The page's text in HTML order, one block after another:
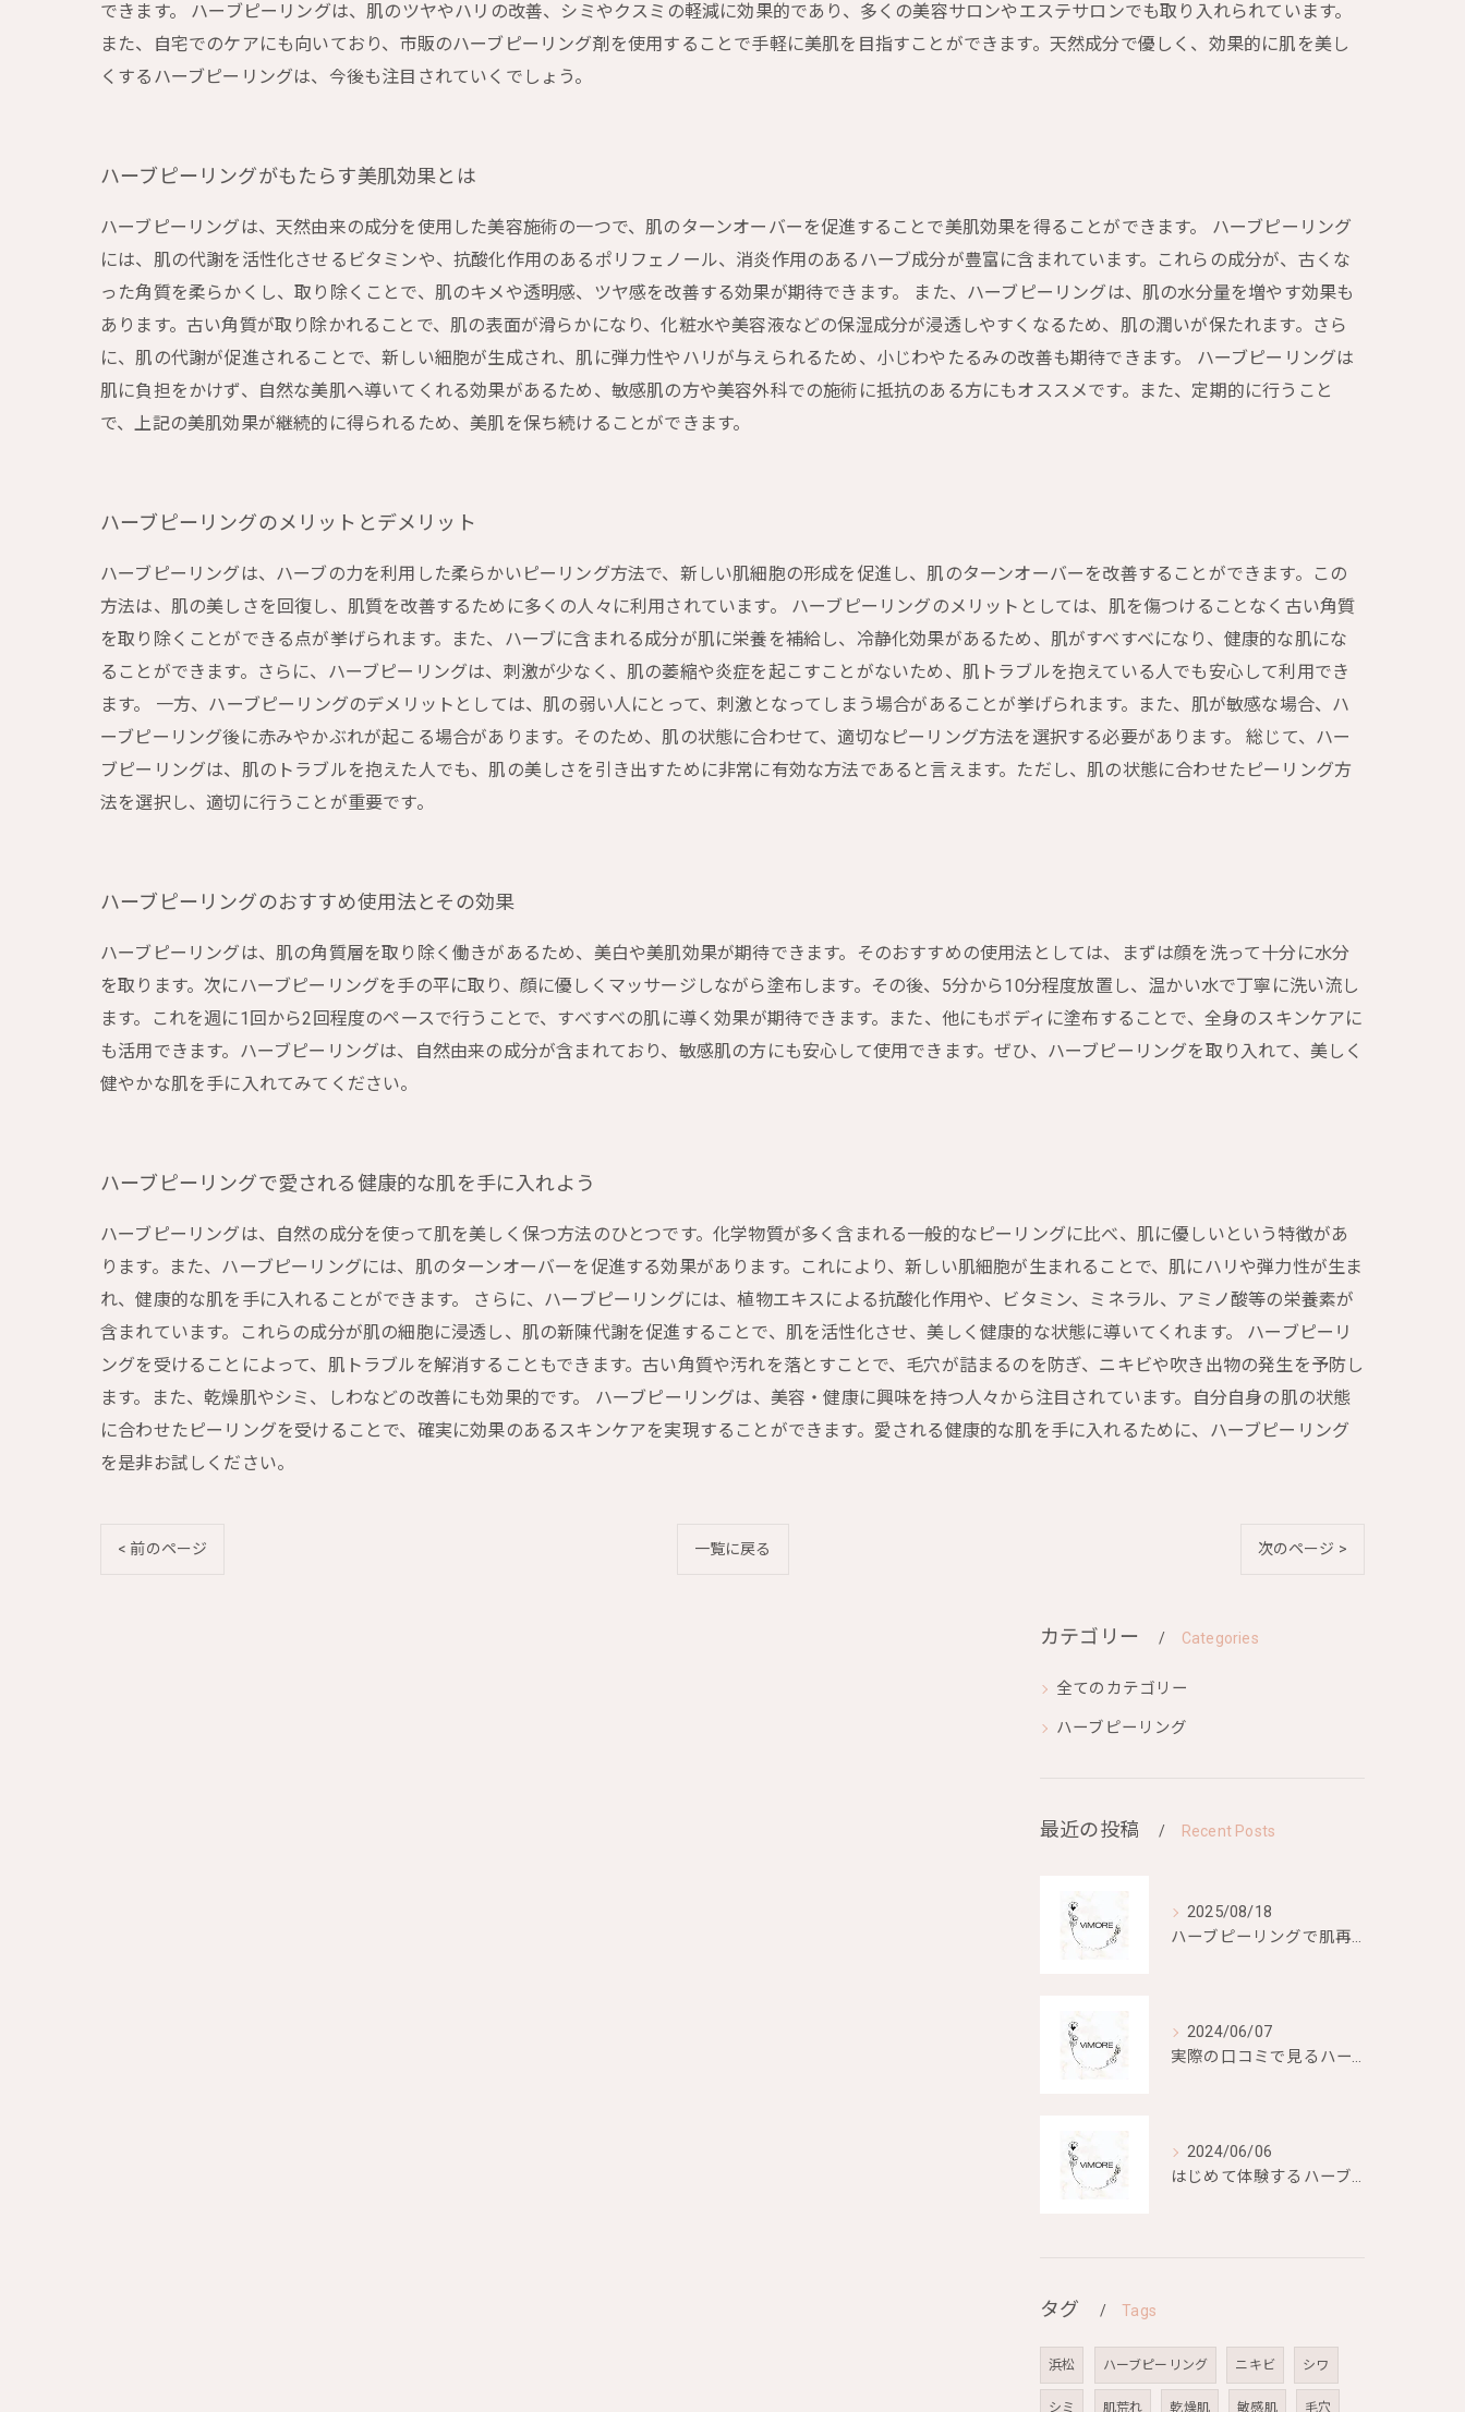
できます。 ハーブピーリングは、肌のツヤやハリの改善、シミやクスミの軽減に効果的であり、多くの美容サロンやエステサロンでも取り入れられています。
また、自宅でのケアにも向いており、市販のハーブピーリング剤を使用することで手軽に美肌を目指すことができます。天然成分で優しく、効果的に肌を美し
くするハーブピーリングは、今後も注目されていくでしょう。
ハーブピーリングがもたらす美肌効果とは
ハーブピーリングは、天然由来の成分を使用した美容施術の一つで、肌のターンオーバーを促進することで美肌効果を得ることができます。 ハーブピーリング
には、肌の代謝を活性化させるビタミンや、抗酸化作用のあるポリフェノール、消炎作用のあるハーブ成分が豊富に含まれています。これらの成分が、古くな
った角質を柔らかくし、取り除くことで、肌のキメや透明感、ツヤ感を改善する効果が期待できます。 また、ハーブピーリングは、肌の水分量を増やす効果も
あります。古い角質が取り除かれることで、肌の表面が滑らかになり、化粧水や美容液などの保湿成分が浸透しやすくなるため、肌の潤いが保たれます。さら
に、肌の代謝が促進されることで、新しい細胞が生成され、肌に弾力性やハリが与えられるため、小じわやたるみの改善も期待できます。 ハーブピーリングは
肌に負担をかけず、自然な美肌へ導いてくれる効果があるため、敏感肌の方や美容外科での施術に抵抗のある方にもオススメです。また、定期的に行うこと
で、上記の美肌効果が継続的に得られるため、美肌を保ち続けることができます。
ハーブピーリングのメリットとデメリット
ハーブピーリングは、ハーブの力を利用した柔らかいピーリング方法で、新しい肌細胞の形成を促進し、肌のターンオーバーを改善することができます。この
方法は、肌の美しさを回復し、肌質を改善するために多くの人々に利用されています。 ハーブピーリングのメリットとしては、肌を傷つけることなく古い角質
を取り除くことができる点が挙げられます。また、ハーブに含まれる成分が肌に栄養を補給し、冷静化効果があるため、肌がすべすべになり、健康的な肌にな
ることができます。さらに、ハーブピーリングは、刺激が少なく、肌の萎縮や炎症を起こすことがないため、肌トラブルを抱えている人でも安心して利用でき
ます。 一方、ハーブピーリングのデメリットとしては、肌の弱い人にとって、刺激となってしまう場合があることが挙げられます。また、肌が敏感な場合、ハ
ーブピーリング後に赤みやかぶれが起こる場合があります。そのため、肌の状態に合わせて、適切なピーリング方法を選択する必要があります。 総じて、ハー
ブピーリングは、肌のトラブルを抱えた人でも、肌の美しさを引き出すために非常に有効な方法であると言えます。ただし、肌の状態に合わせたピーリング方
法を選択し、適切に行うことが重要です。
ハーブピーリングのおすすめ使用法とその効果
ハーブピーリングは、肌の角質層を取り除く働きがあるため、美白や美肌効果が期待できます。そのおすすめの使用法としては、まずは顔を洗って十分に水分
を取ります。次にハーブピーリングを手の平に取り、顔に優しくマッサージしながら塗布します。その後、5分から10分程度放置し、温かい水で丁寧に洗い流し
ます。これを週に1回から2回程度のペースで行うことで、すべすべの肌に導く効果が期待できます。また、他にもボディに塗布することで、全身のスキンケアに
も活用できます。ハーブピーリングは、自然由来の成分が含まれており、敏感肌の方にも安心して使用できます。ぜひ、ハーブピーリングを取り入れて、美しく
健やかな肌を手に入れてみてください。
ハーブピーリングで愛される健康的な肌を手に入れよう
ハーブピーリングは、自然の成分を使って肌を美しく保つ方法のひとつです。化学物質が多く含まれる一般的なピーリングに比べ、肌に優しいという特徴があ
ります。また、ハーブピーリングには、肌のターンオーバーを促進する効果があります。これにより、新しい肌細胞が生まれることで、肌にハリや弾力性が生ま
れ、健康的な肌を手に入れることができます。 さらに、ハーブピーリングには、植物エキスによる抗酸化作用や、ビタミン、ミネラル、アミノ酸等の栄養素が
含まれています。これらの成分が肌の細胞に浸透し、肌の新陳代謝を促進することで、肌を活性化させ、美しく健康的な状態に導いてくれます。 ハーブピーリ
ングを受けることによって、肌トラブルを解消することもできます。古い角質や汚れを落とすことで、毛穴が詰まるのを防ぎ、ニキビや吹き出物の発生を予防し
ます。また、乾燥肌やシミ、しわなどの改善にも効果的です。 ハーブピーリングは、美容・健康に興味を持つ人々から注目されています。自分自身の肌の状態
に合わせたピーリングを受けることで、確実に効果のあるスキンケアを実現することができます。愛される健康的な肌を手に入れるために、ハーブピーリング
を是非お試しください。
< 前のページ 一覧に戻る 次のページ >
カテゴリー Categories
全てのカテゴリー
ハーブピーリング
最近の投稿 Recent Posts
2025/08/18
ハーブピーリングで肌再生を目指す
2024/06/07
実際の口コミで見るハーブピーリングの効果と評判
2024/06/06
はじめて体験するハーブピーリングの美容効果とは？
タグ Tags
浜松 ハーブピーリング ニキビ シワ
シミ 肌荒れ 乾燥肌 敏感肌 毛穴